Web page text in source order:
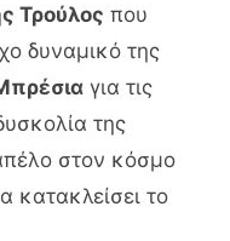
Τρούλος που
δυναμικό της
για τις
της
στον κόσμο
κατακλείσει το